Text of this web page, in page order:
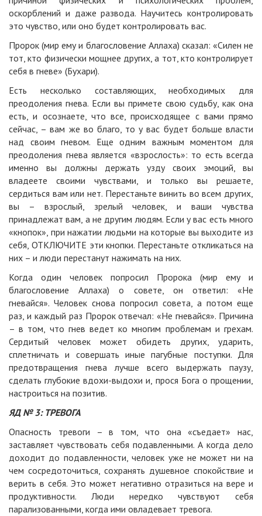
оскорблений и даже развода. Научитесь контролировать
это чувство, или оно будет контролировать вас.
Пророк (мир ему и благословение Аллаха) сказал: «Силен не
тот, кто физически мощнее других, а тот, кто контролирует
себя в гневе» (Бухари).
Есть несколько составляющих, необходимых для
преодоления гнева. Если вы примете свою судьбу, как она
есть, и осознаете, что все, происходящее с вами прямо
сейчас, – вам же во благо, то у вас будет больше власти
над своим гневом. Еще одним важным моментом для
преодоления гнева является «взрослость»: то есть всегда
именно вы должны держать узду своих эмоций, вы
владеете своими чувствами, и только вы решаете,
сердиться вам или нет. Перестаньте винить во всем других,
вы – взрослый, зрелый человек, и ваши чувства
принадлежат вам, а не другим людям. Если у вас есть много
«кнопок», при нажатии людьми на которые вы выходите из
себя, ОТКЛЮЧИТЕ эти кнопки. Перестаньте откликаться на
них – и люди перестанут нажимать на них.
Когда один человек попросил Пророка (мир ему и
благословение Аллаха) о совете, он ответил: «Не
гневайся». Человек снова попросил совета, а потом еще
раз, и каждый раз Пророк отвечал: «Не гневайся». Причина
– в том, что гнев ведет ко многим проблемам и грехам.
Сердитый человек может обидеть других, ударить,
сплетничать и совершать иные пагубные поступки. Для
предотвращения гнева лучше всего выдержать паузу,
сделать глубокие вдохи-выдохи и, прося Бога о прощении,
настроиться на позитив.
ЯД № 3: ТРЕВОГА
Опасность тревоги – в том, что она «съедает» нас,
заставляет чувствовать себя подавленными. А когда дело
доходит до подавленности, человек уже не может ни на
чем сосредоточиться, сохранять душевное спокойствие и
верить в себя. Это может негативно отразиться на вере и
продуктивности. Люди нередко чувствуют себя
парализованными, когда ими овладевает тревога.